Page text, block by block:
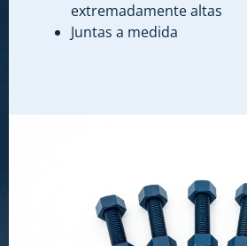
extremadamente altas
Juntas a medida